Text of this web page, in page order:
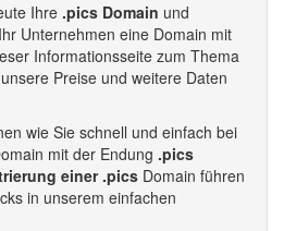
Ihre .pics Domain und
Unternehmen eine Domain mit
Informationsseite zum Thema
Preise und weitere Daten
wie Sie schnell und einfach bei
mit der Endung .pics
einer .pics Domain führen
in unserem einfachen